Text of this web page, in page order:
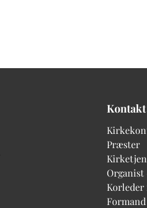
Kontakt
Præster
Organist
Korleder
Formand